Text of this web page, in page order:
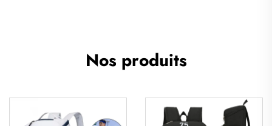
Nos produits